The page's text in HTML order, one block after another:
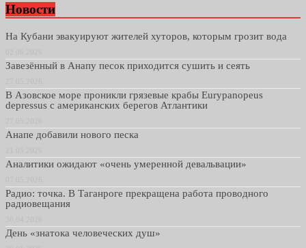
Новости
На Кубани эвакуируют жителей хуторов, которым грозит вода
Завезённый в Анапу песок приходится сушить и сеять
В Азовское море проникли грязевые крабы Eurypanopeus
depressus с американских берегов Атлантики
Анапе добавили нового песка
Аналитики ожидают «очень умеренной девальвации»
Радио: точка. В Таганроге прекращена работа проводного
радиовещания
День «знатока человеческих душ»